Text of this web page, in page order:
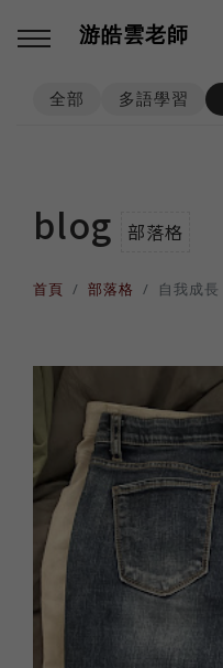
游皓雲老師
回主選單
學習方法
西班牙語
數位工具
法語
回主選單
海外工作
高效生產
人生規劃
專業精進
職場倫理
回主選單
師生互動
工具資源
課程設計
思維升級
回主選單
品牌建立
事業經營
思考模式
從零到一
回主選單
異國文化
各國遊記
深度充電
異國美食
回主選單
養狗經
身心健康
階段里程
異國婚姻
棒球魂
全部 多語學習
blog 部落格
首頁 部落格 自我成長